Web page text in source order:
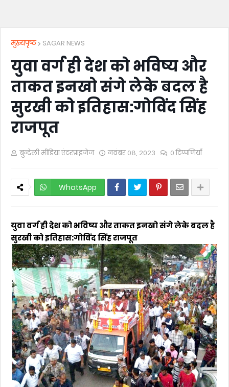
मुख्यपृष्ठ SAGAR NEWS
युवा वर्ग ही देश को भविष्य और
ताकत इनखो संगे लेके बदल है
सुरखी को इतिहास:गोविंद सिंह
राजपूत
बुन्देली मीडिया एंटरप्राइजेज नवंबर 08, 2023 0 टिप्पणियाँ
WhatsApp
युवा वर्ग ही देश को भविष्य और ताकत इनखो संगे लेके बदल है
सुरखी को इतिहास:गोविंद सिंह राजपूत